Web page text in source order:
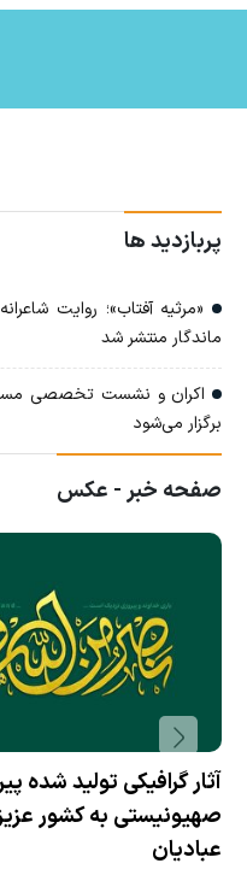
پربازدید ها
«مرثیه آفتاب»؛ روایت
ماندگار منتشر شد
اکران و نشست تخصصی
برگزار می‌شود
صفحه خبر - عکس
آثار گرافیکی تولید شده
صهیونیستی به کشور
عبادیان